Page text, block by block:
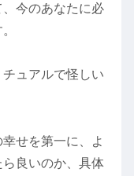
今のあなたに必
チュアルで怪しい
せを第一に、よ
良いのか、具体